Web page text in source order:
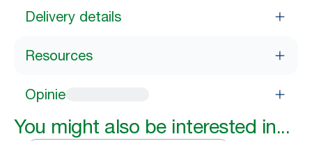
Delivery details
Resources
Opinie
You might also be interested in...